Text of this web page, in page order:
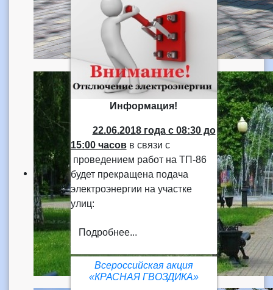
Информация!
22.06.2018 годас 08:30 до
15:00 часовв связи с
проведением работ на ТП-86
будет прекращена подача
электроэнергии на участке
улиц:
Подробнее...
Всероссийская акция
«КРАСНАЯ ГВОЗДИКА»